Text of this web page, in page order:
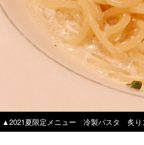
▲2021夏限定メニュー 冷製パスタ 炙り